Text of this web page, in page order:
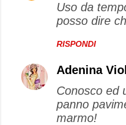
n
Uso da
posso dire
RISPONDI
Adenina
Conosco ed
panno
marmo!